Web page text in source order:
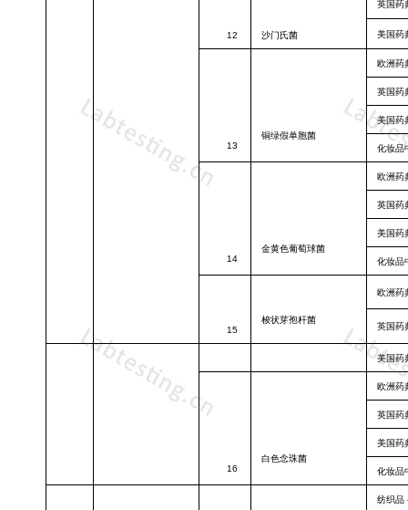
12 沙门氏菌
英国药
美国药
13
铜绿假单胞菌
欧洲药
英国药
美国药
化妆品
14
金黄色葡萄球菌
欧洲药
英国药
美国药
化妆品
15
梭状芽孢杆菌
欧洲药
英国药
美国药
16
白色念珠菌
欧洲药
英国药
美国药
化妆品
纺织品